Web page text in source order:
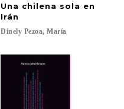
Una chilena sola en
Irán
Dinely Pezoa, María